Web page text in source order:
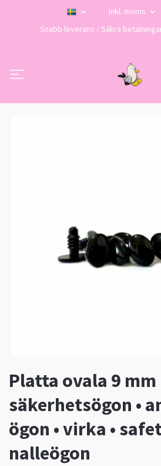
Inkl. moms
Snabb leverans / Säkra
Platta ovala 9 mm
säkerhetsögon •
ögon • virka •
nalleögon